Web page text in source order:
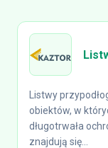
Listwy
obiektów, w
długotrwała
znajdują się...